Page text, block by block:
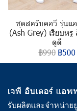
ชุดสครับคอวี รุ่นแ
(Ash Grey) เรียบหรู
ดูดี
฿990 ฿500
เจพี อินเตอร์ แอพ
รับผลิตและจำหน่า